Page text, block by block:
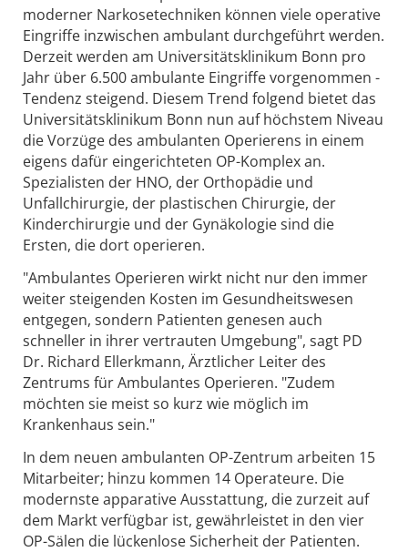
moderner Narkosetechniken können viele operative
Eingriffe inzwischen ambulant durchgeführt werden.
Derzeit werden am Universitätsklinikum Bonn pro
Jahr über 6.500 ambulante Eingriffe vorgenommen -
Tendenz steigend. Diesem Trend folgend bietet das
Universitätsklinikum Bonn nun auf höchstem Niveau
die Vorzüge des ambulanten Operierens in einem
eigens dafür eingerichteten OP-Komplex an.
Spezialisten der HNO, der Orthopädie und
Unfallchirurgie, der plastischen Chirurgie, der
Kinderchirurgie und der Gynäkologie sind die
Ersten, die dort operieren.
"Ambulantes Operieren wirkt nicht nur den immer
weiter steigenden Kosten im Gesundheitswesen
entgegen, sondern Patienten genesen auch
schneller in ihrer vertrauten Umgebung", sagt PD
Dr. Richard Ellerkmann, Ärztlicher Leiter des
Zentrums für Ambulantes Operieren. "Zudem
möchten sie meist so kurz wie möglich im
Krankenhaus sein."
In dem neuen ambulanten OP-Zentrum arbeiten 15
Mitarbeiter; hinzu kommen 14 Operateure. Die
modernste apparative Ausstattung, die zurzeit auf
dem Markt verfügbar ist, gewährleistet in den vier
OP-Sälen die lückenlose Sicherheit der Patienten.